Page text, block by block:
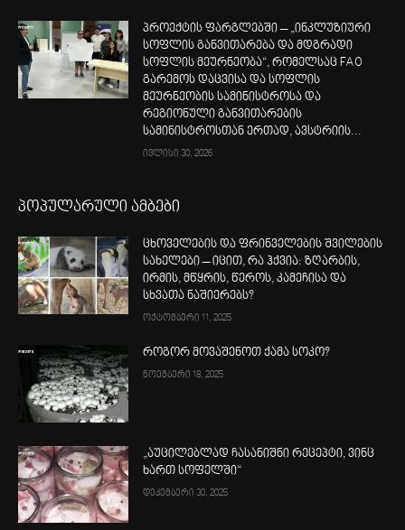
პროექტის ფარგლებში – „ინკლუზიური
სოფლის განვითარება და მდგრადი
სოფლის მეურნეობა“, რომელსაც FAO
გარემოს დაცვისა და სოფლის
მეურნეობის სამინისტროსა და
რეგიონული განვითარების
სამინისტროსთან ერთად, ავსტრიის...
ივლისი 30, 2026
პოპულარული ამბები
ცხოველების და ფრინველების შვილების
სახელები – იცით, რა ჰქვია: ზღარბის,
ირმის, მწყრის, წეროს, კამეჩისა და
სხვათა ნაშიერებს?
ოქტომბერი 11, 2025
როგორ მოვაშენოთ ქამა სოკო?
ნოემბერი 18, 2025
„აუცილებლად ჩასანიშნი რეცეპტი, ვინც
ხართ სოფელში“
დეკემბერი 30, 2025